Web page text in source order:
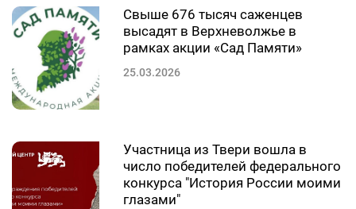
Свыше 676 тысяч саженцев
высадят в Верхневолжье в
рамках акции «Сад Памяти»
25.03.2026
Участница из Твери вошла в
число победителей федерального
конкурса "История России моими
глазами"